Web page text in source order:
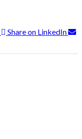
Share on LinkedIn